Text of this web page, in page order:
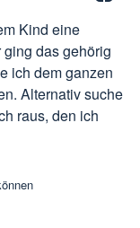
Kind eine
das gehörig
ich dem ganzen
Alternativ suche
raus, den ich